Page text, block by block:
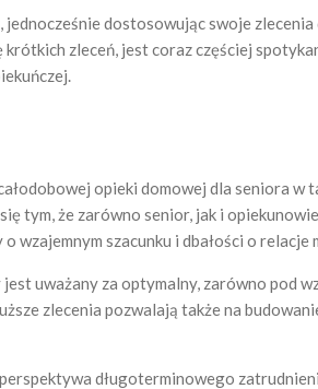
dostosowując swoje
zleceń, jest coraz częściej
opieki domowej dla seniora w
tym, że zarówno senior, jak i
szacunku i dbałości o relacje
uważany za optymalny, zarówno pod
zlecenia pozwalają także na
długoterminowego